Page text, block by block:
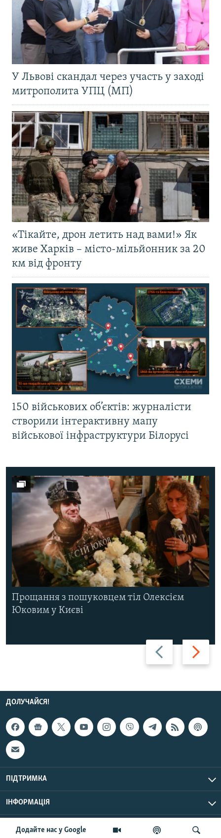
Додайте нас у Google
У Львові скандал через участь у заході
митрополита УПЦ (МП)
«Тікайте, дрон летить над вами!» Як
живе Харків – місто-мільйонник за 20
км від фронту
150 військових об’єктів: журналісти
створили інтерактивну мапу
військової інфраструктури Білорусі
Назад Вперед
Прощання з пошуковцем тіл Олексієм
Юковим у Києві
ДОЛУЧАЙСЯ!
ПІДТРИМКА
ІНФОРМАЦІЯ
© Радіо Свобода, 2026 | Усі права застережено.
UTC+3